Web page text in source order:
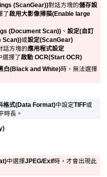
(ScanGear))對話方塊的儲存設
了啟用大影像掃描(Enable large
(Document Scan)) 、設定(自訂
Scan))或設定(ScanGear)
話方塊的應用程式設定
選擇了啟動 OCR(Start OCR)
白(Black and White)時，無法選擇
格式(Data Format)中設定TIFF或
時長。
中選擇JPEG/Exif時，才會出現此